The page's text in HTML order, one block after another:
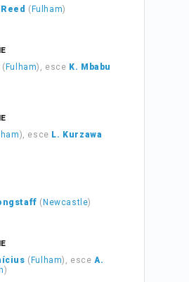
Reed ( Fulham)
( Fulham), esce K. Mbabu
), esce L. Kurzawa
( Newcastle)
( Fulham), esceA.
)